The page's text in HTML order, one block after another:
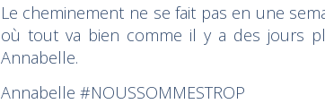
Le cheminement ne se fait pas en une
où tout va bien comme il y a des jours
Annabelle.
Annabelle #NOUSSOMMESTROP